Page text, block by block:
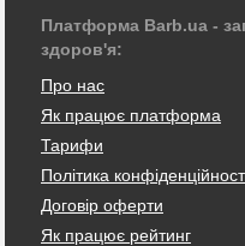
Платформа Barb.ua -
здоров'я:
Про нас
Як працює платформа
Тарифи
Політика
Договір оферти
Як працює рейтинг